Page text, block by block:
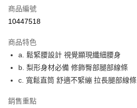
超商取貨付款
ATM付款
貨到付款
運送方式
商品編號
10447518
商品特色
a. 鬆緊腰設計 視覺顯現纖細腰身
b. 梨形身材必備 修飾臀部腿部線條
c. 寬鬆直筒 舒適不緊繃 拉長腿部線條
銷售重點